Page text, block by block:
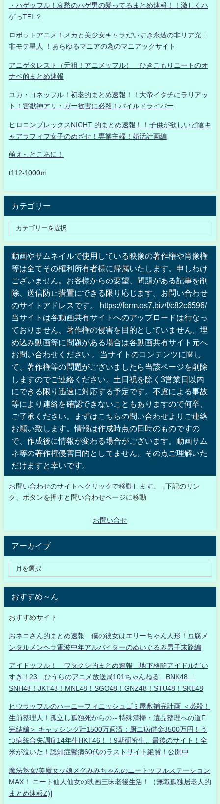
・ハゲッフル！哀愁のハゲ男の髪ってるまとめ速報！！激しくハ
ゲっTEL？
ロボットアニメ！メカと美少女キャラだいすき永遠の非リア充・
非モテ星人 ！あらゆるマニアの為のマニアックサイト
アニゲタレスト（元祖！アニメッフル） ひきこもりニートのオ
ナベ的まとめ速報
ユカ・ヨネッフル！初老的まとめ速報！！大帝イタチにラリアッ
ト！害獣神アリ・ガー被害に必殺！パイルドライバー
ヒロコンプレックスNIGHT 的まとめ速報！！子供が欲しいど陰キ
ャアラフィフ女子のめざせ！専業主婦！婚活計画編
萌えっとこあに！
t112-1000ｍ
カテゴリー
動画やサムネイルで使用している映像の著作権や肖像権
等は全てその権利所有者様に帰属いたします。申しわけ
ございません。お客様からの要望、問題がある記事を削
除、送信防止措置にできる限り応じます。お問い合わせ
のサイトアドレスです。 https://form.os7.biz/f/c82c6596/
当サイトは各動画共有サイトへのアップロードは行なっ
ておりません、著作権の侵害を目的としていません、埋
め込み動画等に問題がある場合は各動画共有サイト元へ
お問い合わせください 。当サイトのコンテンツに関し
て、著作権等の問題がございましたら当該ページを削除
しますのでご連絡ください。土日祝を除く3営業日以内
にできる限り迅速に対応する予定です。不慮による事故
等により連絡を確認できないこともありますので何卒、
ご了承ください。まずはこちらの問い合わせよりご連絡
お願い致します。情報は作成時点の日時のものですの
で、作成後に情報が変わる場合がございます。動画サム
ネ等の著作権侵害目的としてません。その点ご理解いた
だけますと幸いです。
お問い合わせのサイトへクリックで移動します。
↓下記のリン
ク、ボタンを押すと問い合わせページに移動
お問い合せ
アーカイブ
おすすめ～ん
おすすめサイト
おネコさん的まとめ速報 僕の彼女はエリーちゃん人形！豆腐メ
ンタルメンヘラ電波中年アルバイターのぬいぐるみ男子末路編
アイドッフル！ ワタクシ的まとめ速報 地下格闘アイドルだい
すき！23 ひうらのアニメ放送局101ちゃんねる BNK48 ！
SNH48！JKT48！MNL48！SGO48！GNZ48！STU48！SKE48
ヒウラッフルのハーニーフィニッシュゴミ屋敷補完計画 ＜必殺！
生前整理人！孤立し孤独死からの～特殊清掃・遺品整理への道F
完結編＞ キャッシング計1500万返済：厨二病借金3500万円！う
つ病統合失調症14年生HKT46！！9期研究生、最後のサイト！全
米が泣いた！認知症鬱病60代のラストサイト絶賛！公開中
魔法熟女/美魔女ッ娘メグみみちゃんのニートッフルステーション
MAX！ ニート仙人仙女の映画三昧老後生活！（無職孤独居老人的
まとめ速報Z)]